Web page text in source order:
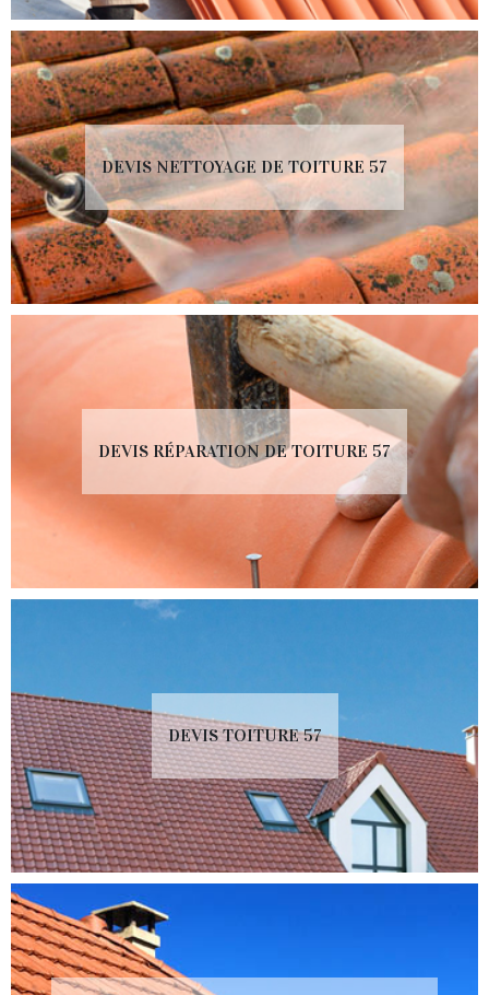
DEVIS NETTOYAGE DE TOITURE 57
DEVIS RÉPARATION DE TOITURE 57
DEVIS TOITURE 57